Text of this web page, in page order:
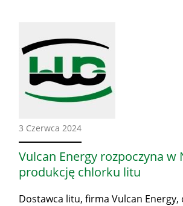
3 Czerwca 2024Ze
świata
Vulcan Energy rozpoczyna w
produkcję chlorku litu
Dostawca litu, firma Vulcan Energy,